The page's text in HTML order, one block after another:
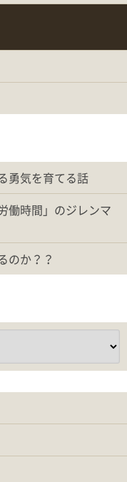
勇気を育てる話
働時間」のジレンマ
のか？？